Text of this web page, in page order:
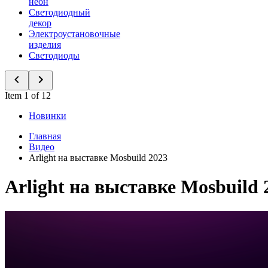
Светодиодный
декор
Электроустановочные
изделия
Светодиоды
Item 1 of 12
Новинки
Главная
Видео
Arlight на выставке Mosbuild 2023
Arlight на выставке Mosbuild